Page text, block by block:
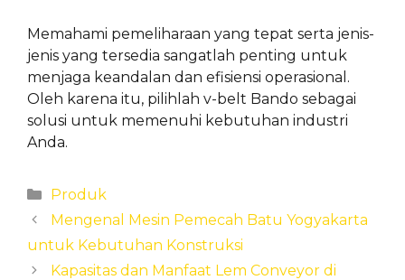
Memahami pemeliharaan yang tepat serta jenis-
jenis yang tersedia sangatlah penting untuk
menjaga keandalan dan efisiensi operasional.
Oleh karena itu, pilihlah v-belt Bando sebagai
solusi untuk memenuhi kebutuhan industri
Anda.
Categories
Produk
Mengenal Mesin Pemecah Batu Yogyakarta
untuk Kebutuhan Konstruksi
Kapasitas dan Manfaat Lem Conveyor di